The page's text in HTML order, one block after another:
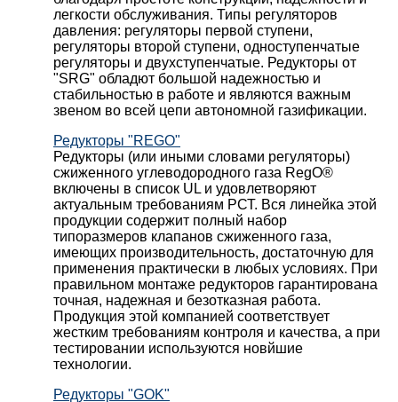
легкости обслуживания. Типы регуляторов
давления: регуляторы первой ступени,
регуляторы второй ступени, одноступенчатые
регуляторы и двухступенчатые. Редукторы от
"SRG" обладют большой надежностью и
стабильностью в работе и являются важным
звеном во всей цепи автономной газификации.
Редукторы "REGO"
Редукторы (или иными словами регуляторы)
сжиженного углеводородного газа RegO®
включены в список UL и удовлетворяют
актуальным требованиям РСТ. Вся линейка этой
продукции содержит полный набор
типоразмеров клапанов сжиженного газа,
имеющих производительность, достаточную для
применения практически в любых условиях. При
правильном монтаже редукторов гарантирована
точная, надежная и безотказная работа.
Продукция этой компанией соответствует
жестким требованиям контроля и качества, а при
тестировании используются новйшие
технологии.
Редукторы "GOK"